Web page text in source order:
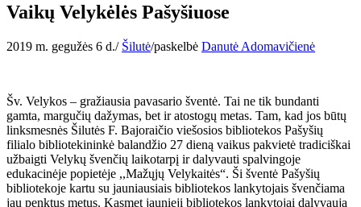
Vaikų Velykėlės Pašyšiuose
2019 m. gegužės 6 d./ Šilutė/paskelbė Danutė Adomavičienė
Šv. Velykos – gražiausia pavasario šventė. Tai ne tik bundanti
gamta, margučių dažymas, bet ir atostogų metas. Tam, kad jos būtų
linksmesnės Šilutės F. Bajoraičio viešosios bibliotekos Pašyšių
filialo bibliotekininkė balandžio 27 dieną vaikus pakvietė tradiciškai
užbaigti Velykų švenčių laikotarpį ir dalyvauti spalvingoje
edukacinėje popietėje ,,Mažųjų Velykaitės“. Ši šventė Pašyšių
bibliotekoje kartu su jauniausiais bibliotekos lankytojais švenčiama
jau penktus metus. Kasmet jaunieji bibliotekos lankytojai dalyvauja